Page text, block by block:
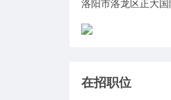
洛阳市洛龙区正大
在招职位